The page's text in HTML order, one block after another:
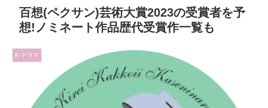
百想(ペクサン)芸術大賞2023の受賞者を予
想!ノミネート作品歴代受賞作一覧も
K-ドラマ